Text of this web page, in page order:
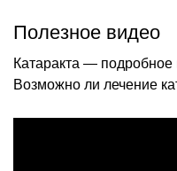
Полезное видео
Катаракта —
Возможно ли лечение